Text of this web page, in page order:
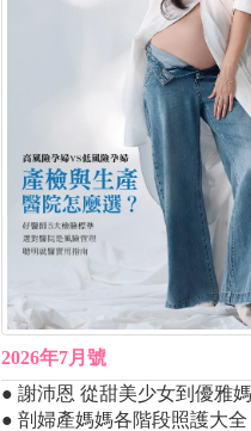
2026年7月號
● 謝沛恩 從甜美少女到優雅
● 剖婦產媽媽各階段照護大全